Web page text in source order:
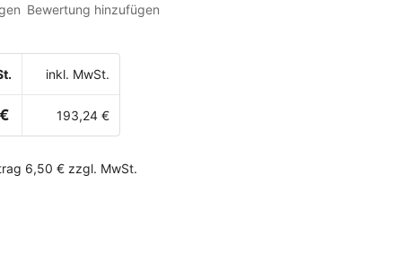
Bewertung hinzufügen
inkl. MwSt.
193,24 €
6,50 € zzgl. MwSt.